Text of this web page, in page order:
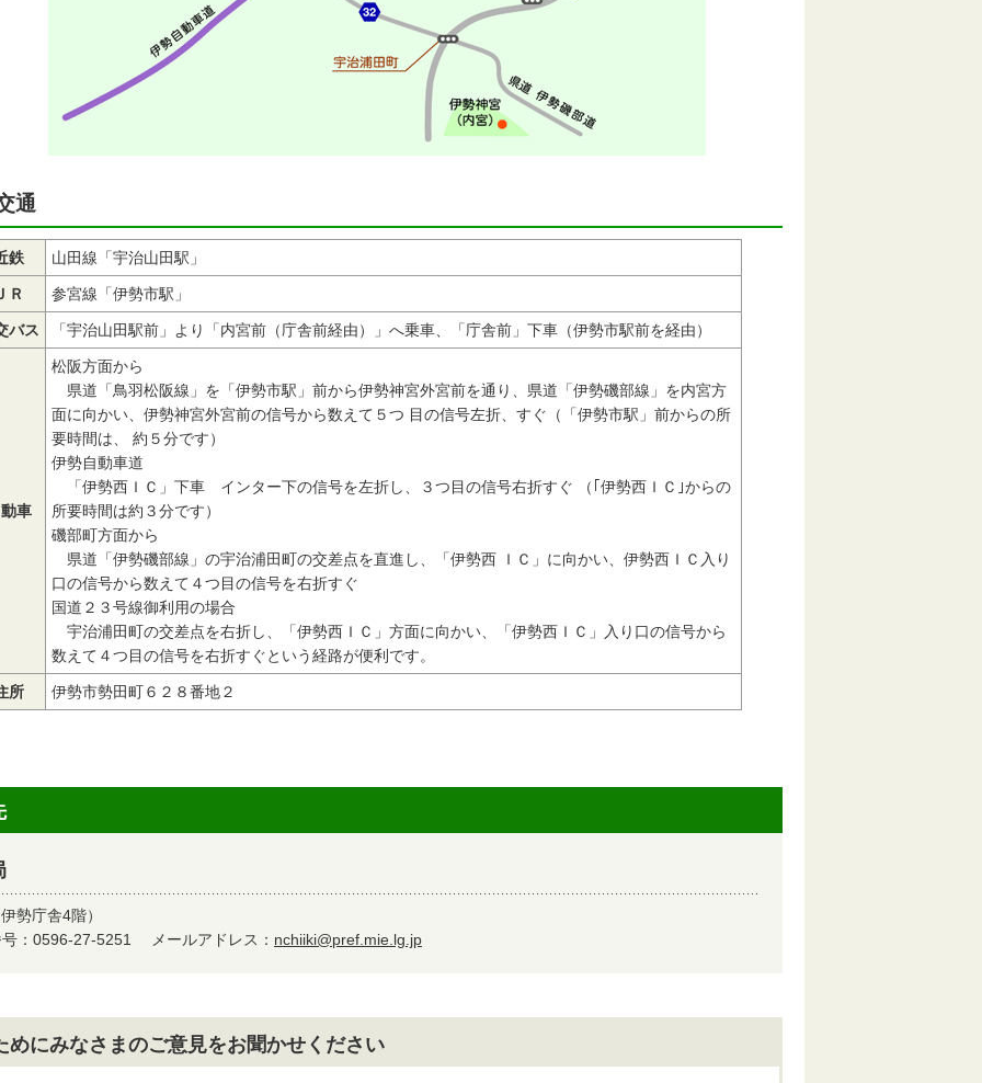
通
鉄 山田線「宇治山田駅」
Ｒ 参宮線「伊勢市駅」
バス 「宇治山田駅前」より「内宮前（庁舎前経由）」へ乗車、「庁舎前」下車（伊勢市駅前を経由）
車
松阪方面から
県道「鳥羽松阪線」を「伊勢市駅」前から伊勢神宮外宮前を通り、県道「伊勢磯部線」を内宮方
面に向かい、伊勢神宮外宮前の信号から数えて５つ 目の信号左折、すぐ（「伊勢市駅」前からの所
要時間は、 約５分です）
伊勢自動車道
「伊勢西ＩＣ」下車 インター下の信号を左折し、３つ目の信号右折すぐ （｢伊勢西ＩＣ｣からの
所要時間は約３分です）
磯部町方面から
県道「伊勢磯部線」の宇治浦田町の交差点を直進し、「伊勢西 ＩＣ」に向かい、伊勢西ＩＣ入り
口の信号から数えて４つ目の信号を右折すぐ
国道２３号線御利用の場合
宇治浦田町の交差点を右折し、「伊勢西ＩＣ」方面に向かい、「伊勢西ＩＣ」入り口の信号から
数えて４つ目の信号を右折すぐという経路が便利です。
所 伊勢市勢田町６２８番地２
勢庁舎4階）
：0596-27-5251
メールアドレス： nchiiki@pref.mie.lg.jp
にみなさまのご意見をお聞かせください